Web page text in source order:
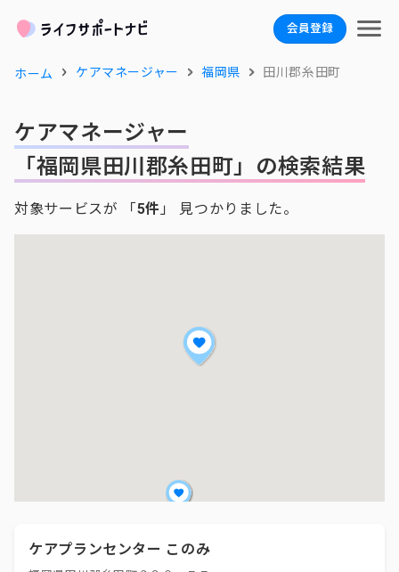
会員登録
ホーム ケアマネージャー 福岡県 田川郡糸田町
ケアマネージャー
「福岡県田川郡糸田町」の検索結果
対象サービスが 「5件 」 見つかりました。
ケアプランセンター このみ